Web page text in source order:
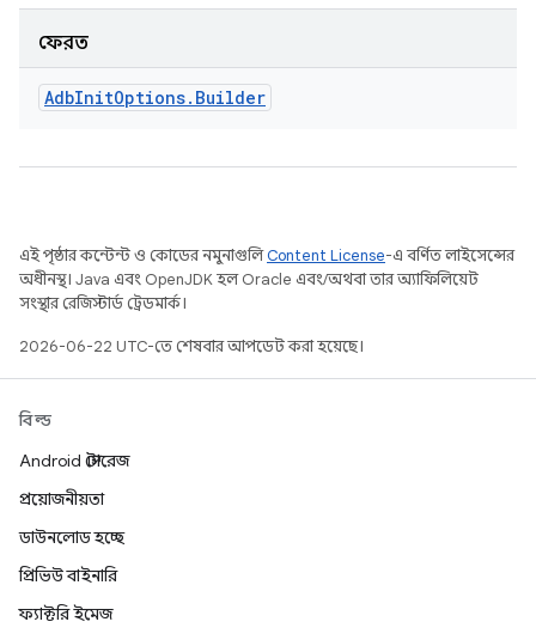
ফেরত
AdbInitOptions. Builder
এই পৃষ্ঠার কন্টেন্ট ও কোডের নমুনাগুলিContent License-এ বর্ণিত লাইসেন্সের
অধীনস্থ। Java এবং OpenJDK হল Oracle এবং/অথবা তার অ্যাফিলিয়েট
সংস্থার রেজিস্টার্ড ট্রেডমার্ক।
2026-06-22 UTC-তে শেষবার আপডেট করা হয়েছে।
বিল্ড
Android স্টোরেজ
প্রয়োজনীয়তা
ডাউনলোড হচ্ছে
প্রিভিউ বাইনারি
ফ্যাক্টরি ইমেজ